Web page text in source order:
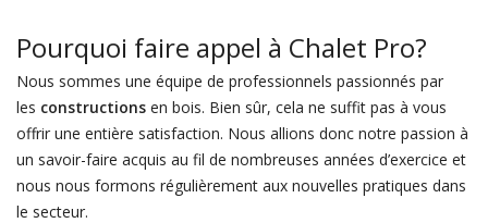
Pourquoi faire appel à Chalet Pro?
Nous sommes une équipe de professionnels passionnés par
les constructionsen bois. Bien sûr, cela ne suffit pas à vous
offrir une entière satisfaction. Nous allions donc notre passion à
un savoir-faire acquis au fil de nombreuses années d’exercice et
nous nous formons régulièrement aux nouvelles pratiques dans
le secteur.